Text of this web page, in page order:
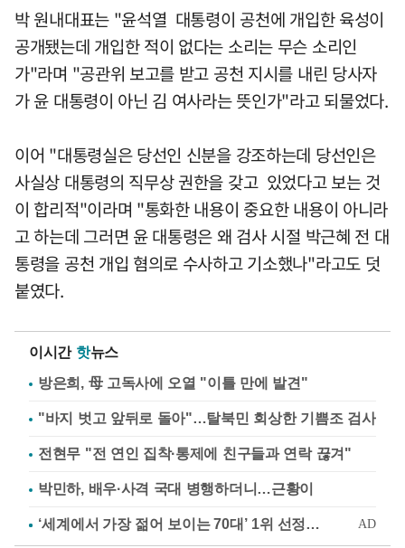
박 원내대표는 "윤석열 대통령이 공천에 개입한 육성이
공개됐는데 개입한 적이 없다는 소리는 무슨 소리인
가"라며 "공관위 보고를 받고 공천 지시를 내린 당사자
가 윤 대통령이 아닌 김 여사라는 뜻인가"라고 되물었다.
이어 "대통령실은 당선인 신분을 강조하는데 당선인은
사실상 대통령의 직무상 권한을 갖고 있었다고 보는 것
이 합리적"이라며 "통화한 내용이 중요한 내용이 아니라
고 하는데 그러면 윤 대통령은 왜 검사 시절 박근혜 전 대
통령을 공천 개입 혐의로 수사하고 기소했나"라고도 덧
붙였다.
이시간 핫뉴스
방은희, 母 고독사에 오열 "이틀 만에 발견"
"바지 벗고 앞뒤로 돌아"…탈북민 회상한 기쁨조 검사
전현무 "전 연인 집착·통제에 친구들과 연락 끊겨"
박민하, 배우·사격 국대 병행하더니…근황이